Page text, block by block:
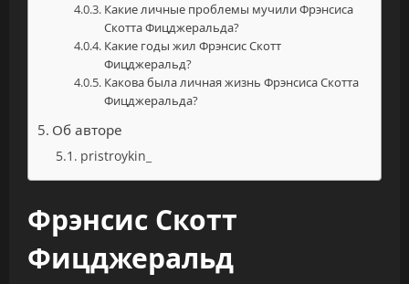
Какие личные проблемы мучили Фрэнсиса
Скотта Фицджеральда?
Какие годы жил Фрэнсис Скотт
Фицджеральд?
Какова была личная жизнь Фрэнсиса Скотта
Фицджеральда?
Об авторе
pristroykin_
Фрэнсис Скотт
Фицджеральд